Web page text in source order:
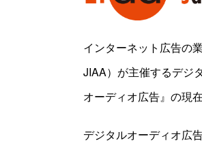
インターネット広告の
JIAA）が主催するデジ
オーディオ広告』の現
デジタルオーディオ広